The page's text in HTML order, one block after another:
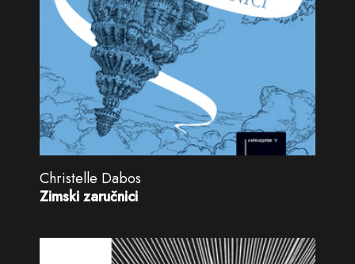
Christelle Dabos
Zimski zaručnici